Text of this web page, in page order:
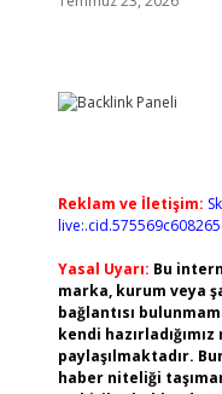
Reklam ve İletişim:
Yasal Uyarı: Bu
marka, kurum veya
bağlantısı
kendi
paylaşılmaktadır.
haber niteliği